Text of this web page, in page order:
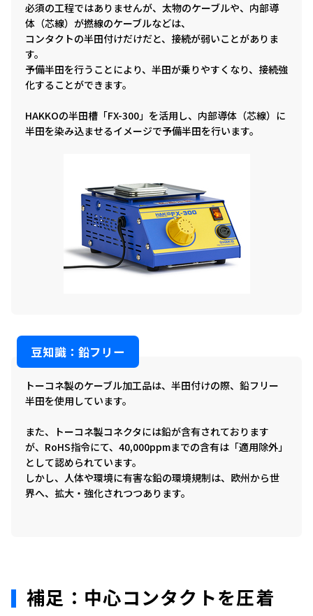
必須の工程ではありませんが、太物のケーブルや、内部導
体（芯線）が撚線のケーブルなどは、
コンタクトの半田付けだけだと、接続が弱いことがありま
す。
予備半田を行うことにより、半田が乗りやすくなり、接続強
化することができます。
HAKKOの半田槽「FX-300」を活用し、内部導体（芯線）に
半田を染み込ませるイメージで予備半田を行います。
豆知識：鉛フリー
トーコネ製のケーブル加工品は、半田付けの際、鉛フリー
半田を使用しています。
また、トーコネ製コネクタには鉛が含有されております
が、RoHS指令にて、40,000ppmまでの含有は「適用除外」
として認められています。
しかし、人体や環境に有害な鉛の環境規制は、欧州から世
界へ、拡大・強化されつつあります。
補足：中心コンタクトを圧着